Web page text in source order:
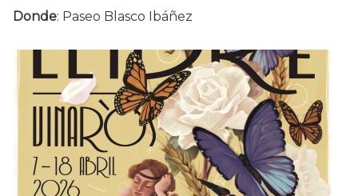
Donde: Paseo Blasco Ibáñez